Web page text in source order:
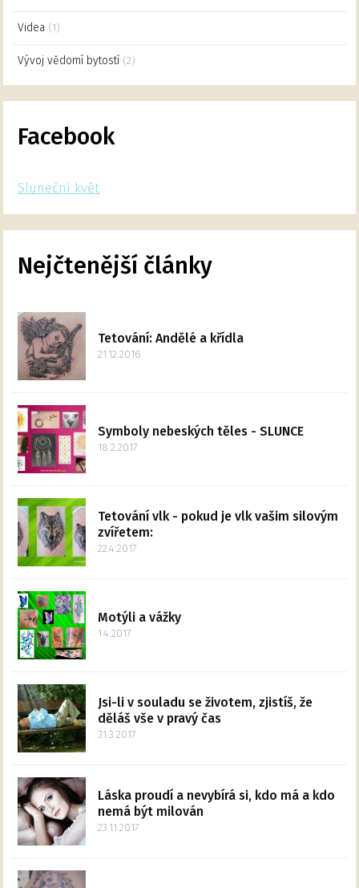
Videa (1)
Vývoj vědomí bytostí (2)
Facebook
Sluneční květ
Nejčtenější články
Tetování: Andělé a křídla
21.12.2016
Symboly nebeských těles - SLUNCE
18.2.2017
Tetování vlk - pokud je vlk vašim silovým
zvířetem:
22.4.2017
Motýli a vážky
1.4.2017
Jsi-li v souladu se životem, zjistíš, že
děláš vše v pravý čas
31.3.2017
Láska proudí a nevybírá si, kdo má a kdo
nemá být milován
23.11.2017